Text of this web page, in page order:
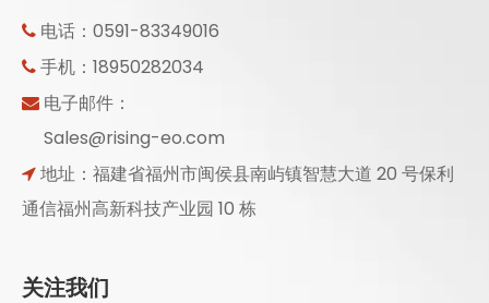
 电话：0591-83349016
 手机：18950282034
 电子邮件：
Sales@rising-eo.com
 地址：福建省福州市闽侯县南屿镇智慧大道 20 号保利
通信福州高新科技产业园 10 栋
关注我们